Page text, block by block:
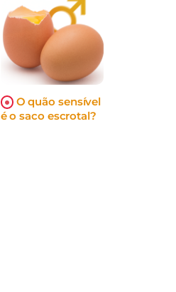
O quão sensível
é o saco escrotal?